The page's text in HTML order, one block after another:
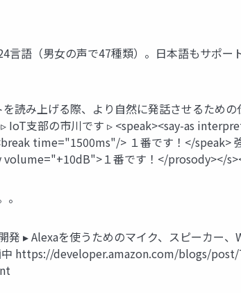
語（男女の声で47種類）。日本語もサポー
読み上げる際、より自然に発話させるため
支部の市川です ▹ <speak><say-as
time="1500ms"/> １番です！</
１番です！</prosody></
発 ▸ Alexaを使うためのマイク、スピーカー
https://developer.amazon.com/blogs/